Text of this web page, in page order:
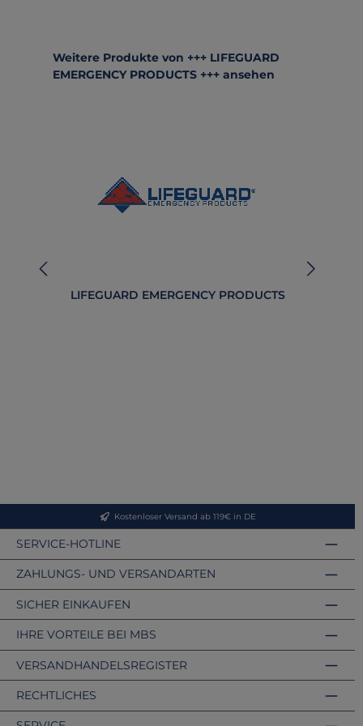
Produktgalerie überspringen
Weitere Produkte von +++ LIFEGUARD
EMERGENCY PRODUCTS +++ ansehen
LIFEGUARD EMERGENCY PRODUCTS
Kostenloser Versand ab 119€ in DE
SERVICE-HOTLINE
ZAHLUNGS- UND VERSANDARTEN
VERSANDHANDELSREGISTER
SICHER EINKAUFEN
IHRE VORTEILE BEI MBS
RECHTLICHES